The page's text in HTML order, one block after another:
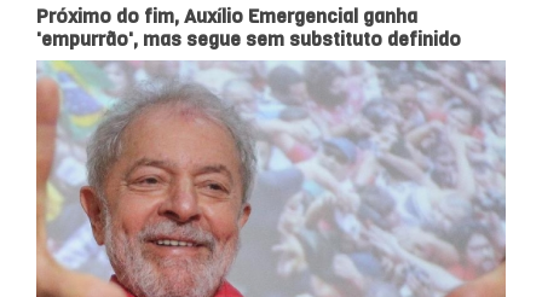
Próximo do fim, Auxílio Emergencial ganha
'empurrão', mas segue sem substituto definido